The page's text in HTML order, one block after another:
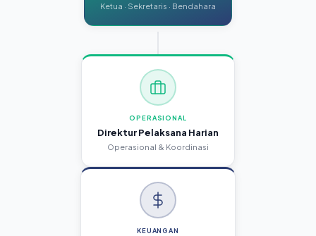
Ketua · Sekretaris · Bendahara
OPERASIONAL
Direktur Pelaksana Harian
Operasional & Koordinasi
KEUANGAN